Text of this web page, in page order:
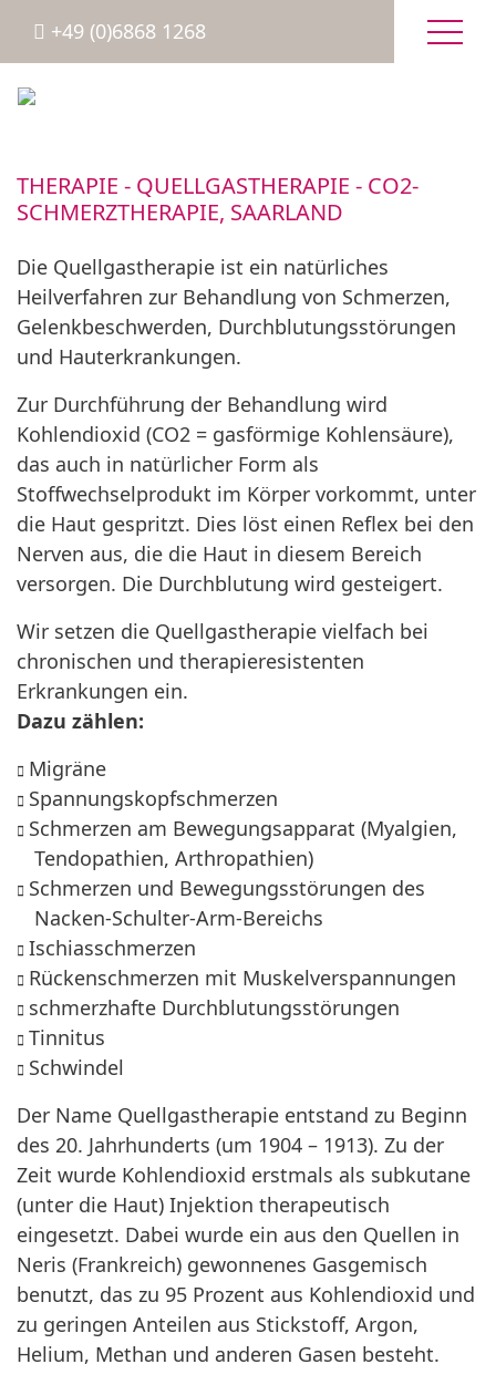
+49 (0)6868 1268
THERAPIE - QUELLGASTHERAPIE - CO2-
SCHMERZTHERAPIE, SAARLAND
Die Quellgastherapie ist ein natürliches
Heilverfahren zur Behandlung von Schmerzen,
Gelenkbeschwerden, Durchblutungsstörungen
und Hauterkrankungen.
Zur Durchführung der Behandlung wird
Kohlendioxid (CO2 = gasförmige Kohlensäure),
das auch in natürlicher Form als
Stoffwechselprodukt im Körper vorkommt, unter
die Haut gespritzt. Dies löst einen Reflex bei den
Nerven aus, die die Haut in diesem Bereich
versorgen. Die Durchblutung wird gesteigert.
Wir setzen die Quellgastherapie vielfach bei
chronischen und therapieresistenten
Erkrankungen ein.
Dazu zählen:
Migräne
Spannungskopfschmerzen
Schmerzen am Bewegungsapparat (Myalgien,
Tendopathien, Arthropathien)
Schmerzen und Bewegungsstörungen des
Nacken-Schulter-Arm-Bereichs
Ischiasschmerzen
Rückenschmerzen mit Muskelverspannungen
schmerzhafte Durchblutungsstörungen
Tinnitus
Schwindel
Der Name Quellgastherapie entstand zu Beginn
des 20. Jahrhunderts (um 1904 – 1913). Zu der
Zeit wurde Kohlendioxid erstmals als subkutane
(unter die Haut) Injektion therapeutisch
eingesetzt. Dabei wurde ein aus den Quellen in
Neris (Frankreich) gewonnenes Gasgemisch
benutzt, das zu 95 Prozent aus Kohlendioxid und
zu geringen Anteilen aus Stickstoff, Argon,
Helium, Methan und anderen Gasen besteht.